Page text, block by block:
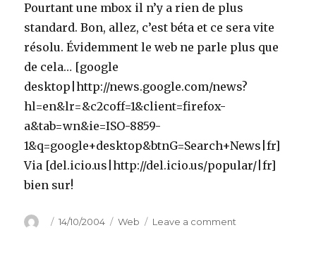
Pourtant une mbox il n’y a rien de plus
standard. Bon, allez, c’est béta et ce sera vite
résolu. Évidemment le web ne parle plus que
de cela… [google
desktop|http://news.google.com/news?
hl=en&lr=&c2coff=1&client=firefox-
a&tab=wn&ie=ISO-8859-
1&q=google+desktop&btnG=Search+News|fr]
Via [del.icio.us|http://del.icio.us/popular/|fr]
bien sur!
Author
Posted
14/10/2004 Categories
Web Leave a comment